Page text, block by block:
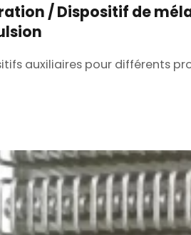
/ Dispositif de
auxiliaires pour différents